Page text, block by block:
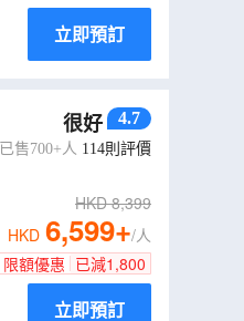
立即預訂
很好 4.7
已售700+人 114則評價
HKD8,399
HKD 6,599+/人
限額優惠 已減1,800
立即預訂